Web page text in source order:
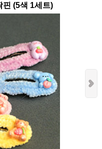
핀 (5색 1세트)